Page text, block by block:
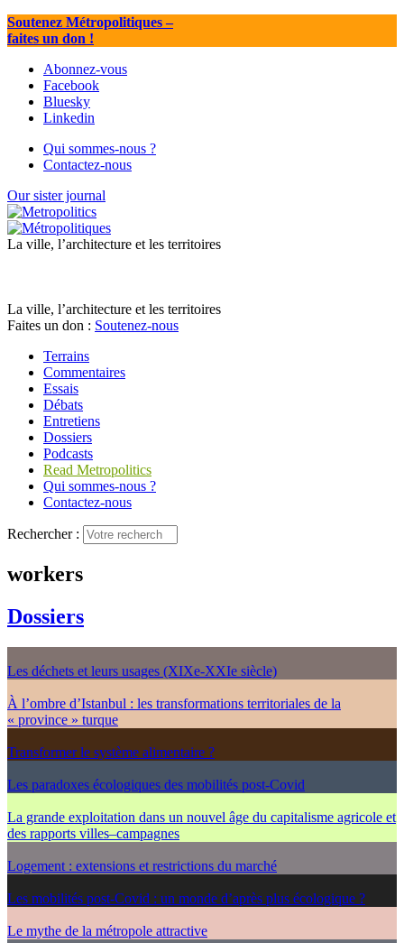
Soutenez Métropolitiques–
faites un don !
Abonnez-vous
Facebook
Bluesky
Linkedin
Qui sommes-nous ?
Contactez-nous
Our sister journal
La ville, l’architecture et les territoires
La ville, l’architecture et les territoires
Faites un don : Soutenez-nous
Terrains
Commentaires
Essais
Débats
Entretiens
Dossiers
Podcasts
Read Metropolitics
Qui sommes-nous ?
Contactez-nous
Rechercher :
workers
Dossiers
Les déchets et leurs usages (XIXe-XXIe siècle)
À l’ombre d’Istanbul : les transformations territoriales de la
« province » turque
Transformer le système alimentaire ?
Les paradoxes écologiques des mobilités post-Covid
La grande exploitation dans un nouvel âge du capitalisme agricole et
des rapports villes–campagnes
Logement : extensions et restrictions du marché
Les mobilités post-Covid : un monde d’après plus écologique ?
Le mythe de la métropole attractive